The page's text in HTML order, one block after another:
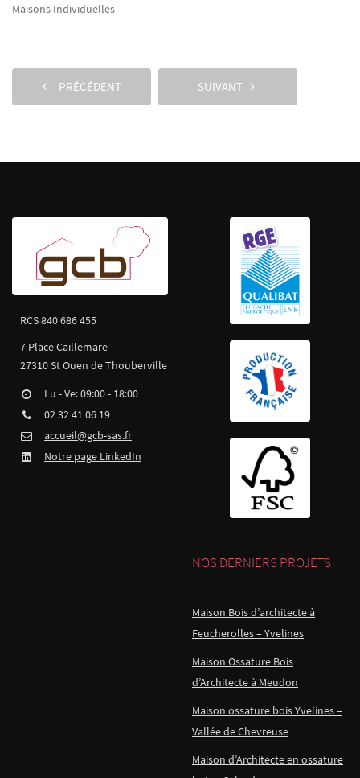
Maisons Individuelles
PRÉCÉDENT SUIVANT
RCS 840 686 455
7 Place Caillemare
27310 St Ouen de Thouberville
Lu - Ve: 09:00 - 18:00
02 32 41 06 19
accueil@gcb-sas.fr
Notre page LinkedIn
NOS DERNIERS PROJETS
Maison Bois d’architecte à
Feucherolles – Yvelines
Maison Ossature Bois
d’Architecte à Meudon
Maison ossature bois Yvelines –
Vallée de Chevreuse
Maison d’Architecte en ossature